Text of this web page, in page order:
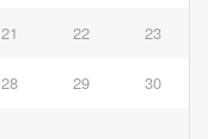
21 22 23
28 29 30